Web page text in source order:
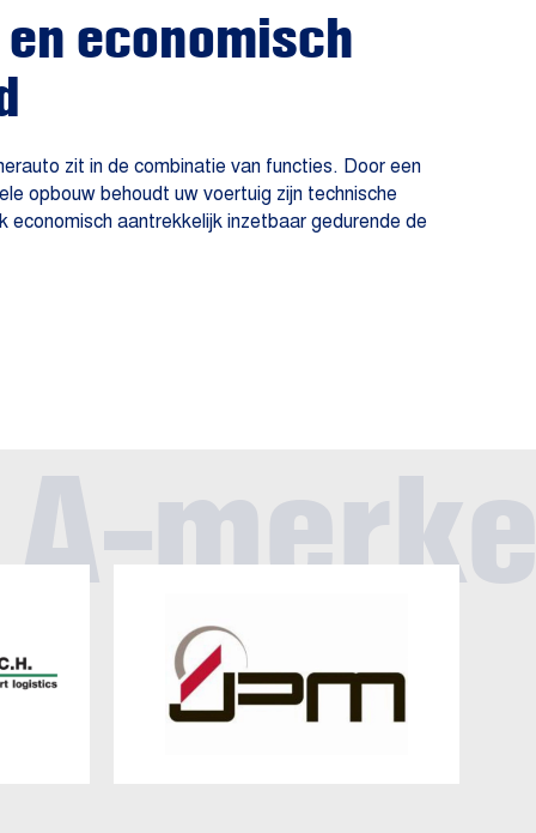
economisch
zit in de combinatie van functies. Door een
opbouw behoudt uw voertuig zijn technische
economisch aantrekkelijk inzetbaar gedurende de